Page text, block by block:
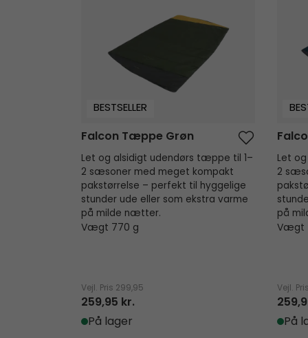
BESTSELLER
Falcon Tæppe Grøn
Let og alsidigt udendørs tæppe til 1–
2 sæsoner med meget kompakt
pakstørrelse – perfekt til hyggelige
stunder ude eller som ekstra varme
på milde nætter.
Vægt 770 g
Vejl. Pris 299,95
259,95 kr.
På lager
Let
2
på
Vægt
Vejl.
På